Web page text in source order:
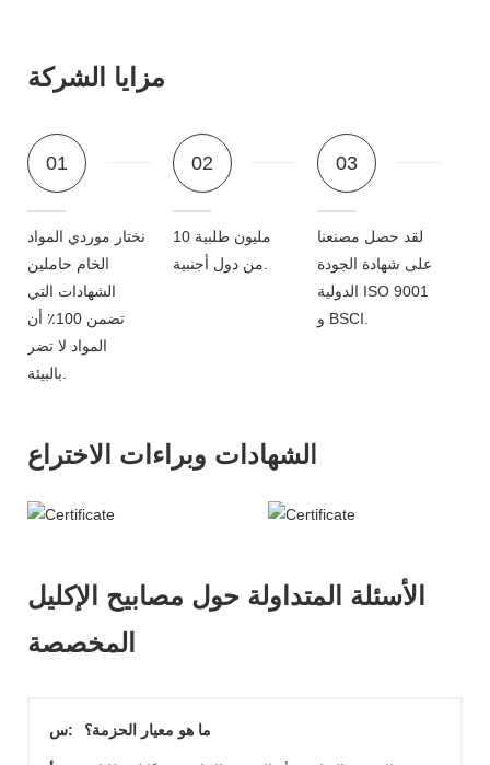
مزايا الشركة
01
نختار موردي المواد
الخام حاملين
الشهادات التي
تضمن 100٪ أن
المواد لا تضر
02
10 مليون طلبية
03
لقد حصل مصنعنا
على شهادة الجودة
الدولية ISO 9001
و BSCI.
الشهادات وبراءات الاختراع
الأسئلة المتداولة حول مصابيح الإكليل
المخصصة
س: ما هو معيار الحزمة؟